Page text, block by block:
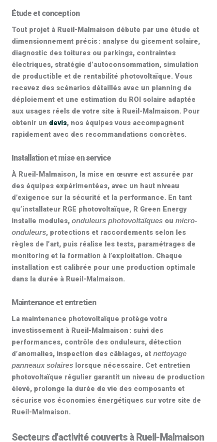
Étude et conception
Tout projet à Rueil-Malmaison débute par une étude et
dimensionnement précis : analyse du gisement solaire,
diagnostic des toitures ou parkings, contraintes
électriques, stratégie d’autoconsommation, simulation
de productible et de rentabilité photovoltaïque. Vous
recevez des scénarios détaillés avec un planning de
déploiement et une estimation du ROI solaire adaptée
aux usages réels de votre site à Rueil-Malmaison. Pour
obtenir un devis, nos équipes vous accompagnent
rapidement avec des recommandations concrètes.
Installation et mise en service
À Rueil-Malmaison, la mise en œuvre est assurée par
des équipes expérimentées, avec un haut niveau
d’exigence sur la sécurité et la performance. En tant
qu’installateur RGE photovoltaïque, R Green Energy
installe modules, onduleurs photovoltaïques ou micro-
onduleurs, protections et raccordements selon les
règles de l’art, puis réalise les tests, paramétrages de
monitoring et la formation à l’exploitation. Chaque
installation est calibrée pour une production optimale
dans la durée à Rueil-Malmaison.
Maintenance et entretien
La maintenance photovoltaïque protège votre
investissement à Rueil-Malmaison : suivi des
performances, contrôle des onduleurs, détection
d’anomalies, inspection des câblages, et nettoyage
panneaux solaires lorsque nécessaire. Cet entretien
photovoltaïque régulier garantit un niveau de production
élevé, prolonge la durée de vie des composants et
sécurise vos économies énergétiques sur votre site de
Rueil-Malmaison.
Secteurs d’activité couverts à Rueil-Malmaison